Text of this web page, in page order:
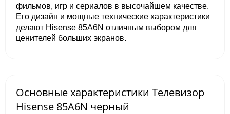
фильмов, игр и сериалов в высочайшем качестве.
Его дизайн и мощные технические характеристики
делают Hisense 85A6N отличным выбором для
ценителей больших экранов.
Основные характеристики Телевизор
Hisense 85A6N черный